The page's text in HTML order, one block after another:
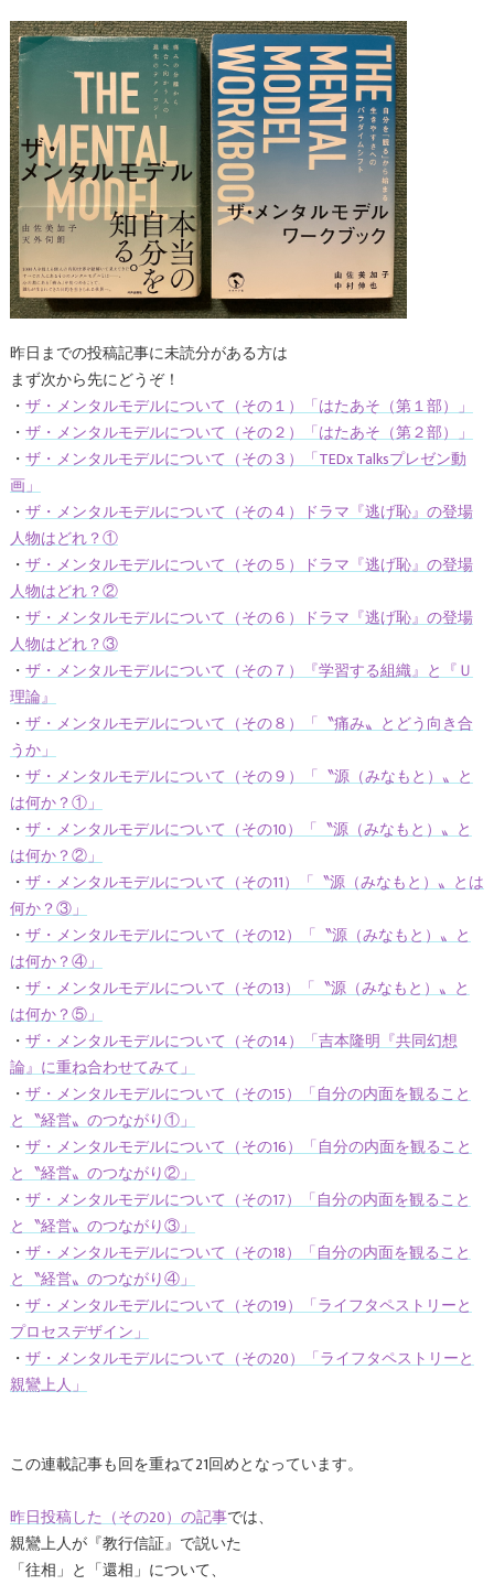
昨日までの投稿記事に未読分がある方は
まず次から先にどうぞ！
・ ザ・メンタルモデルについて（その１）「はたあそ（第１部）」
・ ザ・メンタルモデルについて（その２）「はたあそ（第２部）」
・ ザ・メンタルモデルについて（その３）「TEDx Talksプレゼン動
画」
・ ザ・メンタルモデルについて（その４）ドラマ『逃げ恥』の登場
人物はどれ？①
・ ザ・メンタルモデルについて（その５）ドラマ『逃げ恥』の登場
人物はどれ？②
・ ザ・メンタルモデルについて（その６）ドラマ『逃げ恥』の登場
人物はどれ？③
・ ザ・メンタルモデルについて（その７）『学習する組織』と『Ｕ
理論』
・ ザ・メンタルモデルについて（その８）「〝痛み〟とどう向き合
うか」
・ ザ・メンタルモデルについて（その９）「〝源（みなもと）〟と
は何か？①」
・ ザ・メンタルモデルについて（その10）「〝源（みなもと）〟と
は何か？②」
・ ザ・メンタルモデルについて（その11）「〝源（みなもと）〟とは
何か？③」
・ ザ・メンタルモデルについて（その12）「〝源（みなもと）〟と
は何か？④」
・ ザ・メンタルモデルについて（その13）「〝源（みなもと）〟と
は何か？⑤」
・ ザ・メンタルモデルについて（その14）「吉本隆明『共同幻想
論』に重ね合わせてみて」
・ ザ・メンタルモデルについて（その15）「自分の内面を観ること
と〝経営〟のつながり①」
・ ザ・メンタルモデルについて（その16）「自分の内面を観ること
と〝経営〟のつながり②」
・ ザ・メンタルモデルについて（その17）「自分の内面を観ること
と〝経営〟のつながり③」
・ ザ・メンタルモデルについて（その18）「自分の内面を観ること
と〝経営〟のつながり④」
・ ザ・メンタルモデルについて（その19）「ライフタペストリーと
プロセスデザイン」
・ ザ・メンタルモデルについて（その20）「ライフタペストリーと
親鸞上人」
この連載記事も回を重ねて21回めとなっています。
昨日投稿した（その20）の記事では、
親鸞上人が『教行信証』で説いた
「往相」と「還相」について、